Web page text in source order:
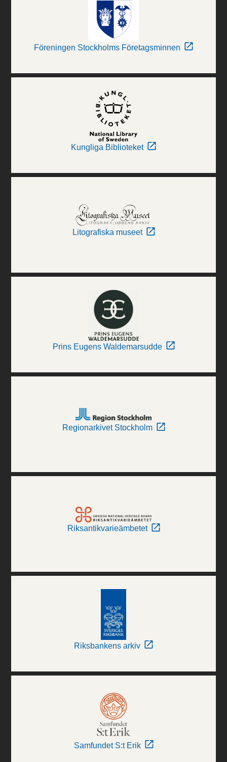
Föreningen Stockholms Företagsminnen
Kungliga Biblioteket
Litografiska museet
Prins Eugens Waldemarsudde
Regionarkivet Stockholm
Riksantikvarieämbetet
Riksbankens arkiv
Samfundet S:t Erik